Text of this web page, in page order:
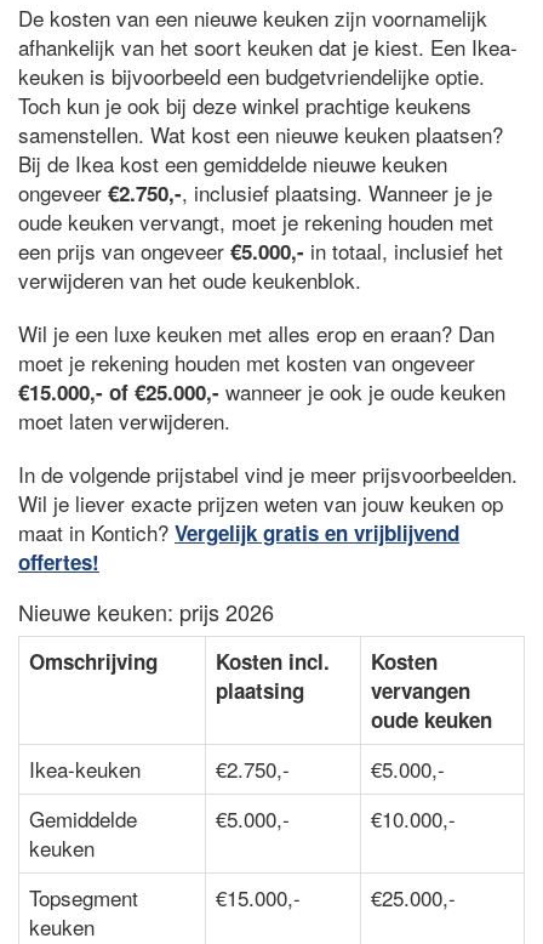
De kosten van een nieuwe keuken zijn voornamelijk
afhankelijk van het soort keuken dat je kiest. Een Ikea-
keuken is bijvoorbeeld een budgetvriendelijke optie.
Toch kun je ook bij deze winkel prachtige keukens
samenstellen. Wat kost een nieuwe keuken plaatsen?
Bij de Ikea kost een gemiddelde nieuwe keuken
ongeveer €2.750,-, inclusief plaatsing. Wanneer je je
oude keuken vervangt, moet je rekening houden met
een prijs van ongeveer €5.000,- in totaal, inclusief het
verwijderen van het oude keukenblok.
Wil je een luxe keuken met alles erop en eraan? Dan
moet je rekening houden met kosten van ongeveer
€15.000,- of €25.000,- wanneer je ook je oude keuken
moet laten verwijderen.
In de volgende prijstabel vind je meer prijsvoorbeelden.
Wil je liever exacte prijzen weten van jouw keuken op
maat in Kontich? Vergelijk gratis en vrijblijvend
offertes!
Nieuwe keuken: prijs 2026
Omschrijving
Kosten incl.
plaatsing
Kosten
vervangen
oude keuken
Ikea-keuken €2.750,-
€5.000,-
Gemiddelde
keuken
€5.000,- €10.000,-
Topsegment
keuken
€15.000,- €25.000,-